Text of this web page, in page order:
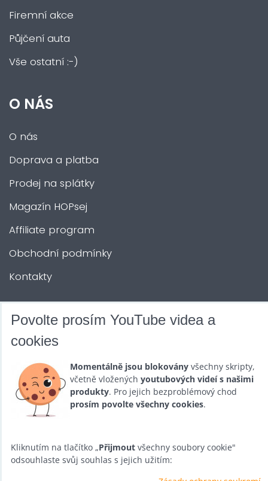
Firemní akce
Půjčení auta
Vše ostatní :-)
O NÁS
O nás
Doprava a platba
Prodej na splátky
Magazín HOPsej
Affiliate program
Obchodní podmínky
Kontakty
DALŠÍ SLUŽBY
Půjčovna
Promotéři
Kurzy a setkání
Velkoobchod
Nabídka práce
Povolte prosím YouTube videa a
cookies
Momentálně jsou blokovány všechny skripty,
včetně vložených youtubových videí s našimi
produkty. Pro jejich bezproblémový chod
prosím povolte všechny cookies.
Kliknutím na tlačítko „Přijmout všechny soubory cookie"
odsouhlaste svůj souhlas s jejich užitím: